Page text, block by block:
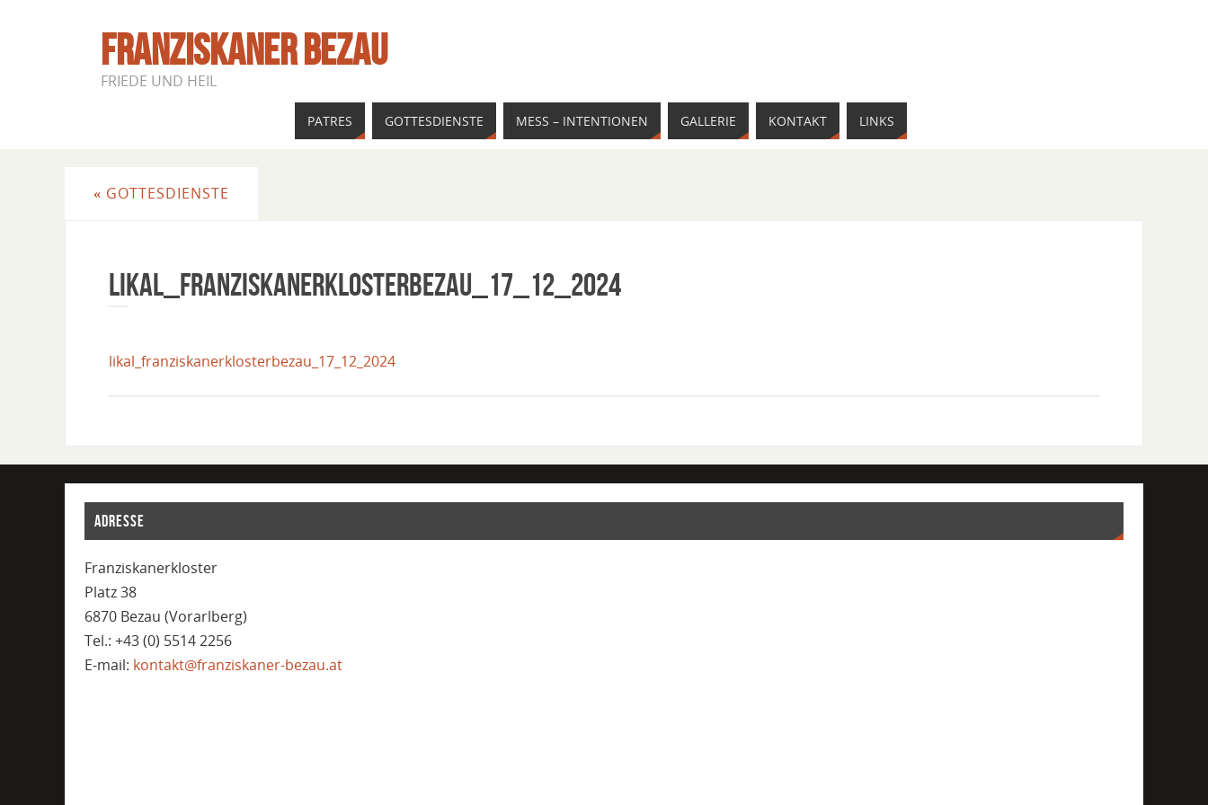
FRANZISKANER BEZAU
FRIEDE UND HEIL
PATRES GOTTESDIENSTE MESS – INTENTIONEN GALLERIE KONTAKT LINKS
« GOTTESDIENSTE
Likal_FranziskanerklosterBezau_17_12_2024
likal_franziskanerklosterbezau_17_12_2024
ADRESSE
Franziskanerkloster
Platz 38
6870 Bezau (Vorarlberg)
Tel.: +43 (0) 5514 2256
E-mail: kontakt@franziskaner-bezau.at